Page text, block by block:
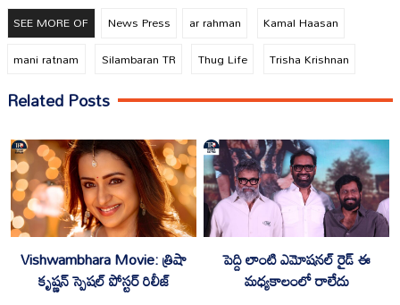
SEE MORE OF News Press ar rahman
Kamal Haasan
mani ratnam
Silambaran TR Thug Life Trisha Krishnan
Related Posts
Vishwambhara Movie: త్రిషా
కృష్ణన్‌ స్పెషల్ పోస్టర్ రిలీజ్
పెద్ది లాంటి ఎమోషనల్ రైడ్ ఈ
మధ్యకాలంలో రాలేదు